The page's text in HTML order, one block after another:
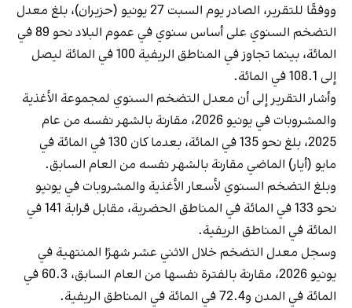
ووفقًا للتقرير، الصادر يوم السبت 27 يونيو (حزيران)، بلغ معدل
التضخم السنوي على أساس سنوي في عموم البلاد نحو 89 في
المائة، بينما تجاوز في المناطق الريفية 100 في المائة ليصل
إلى 108.1 في المائة.
وأشار التقرير إلى أن معدل التضخم السنوي لمجموعة الأغذية
والمشروبات في يونيو 2026، مقارنة بالشهر نفسه من عام
2025، بلغ نحو 135 في المائة، بعدما كان 130 في المائة في
مايو (أيار) الماضي مقارنة بالشهر نفسه من العام السابق.
وبلغ التضخم السنوي لأسعار الأغذية والمشروبات في يونيو
نحو 133 في المائة في المناطق الحضرية، مقابل قرابة 141 في
المائة في المناطق الريفية.
وسجل معدل التضخم خلال الاثني عشر شهرًا المنتهية في
يونيو 2026، مقارنة بالفترة نفسها من العام السابق، 60.3 في
المائة في المدن و72.4 في المائة في المناطق الريفية.